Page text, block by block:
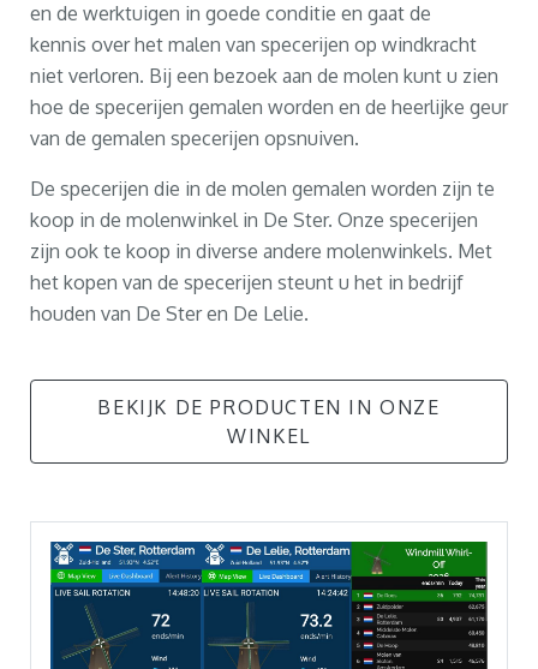
en de werktuigen in goede conditie en gaat de
kennis over het malen van specerijen op windkracht
niet verloren. Bij een bezoek aan de molen kunt u zien
hoe de specerijen gemalen worden en de heerlijke geur
van de gemalen specerijen opsnuiven.
De specerijen die in de molen gemalen worden zijn te
koop in de molenwinkel in De Ster. Onze specerijen
zijn ook te koop in diverse andere molenwinkels. Met
het kopen van de specerijen steunt u het in bedrijf
houden van De Ster en De Lelie.
BEKIJK DE PRODUCTEN IN ONZE
WINKEL